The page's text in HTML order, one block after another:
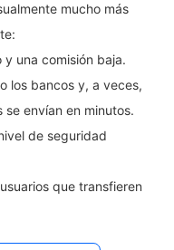
mucho más
una comisión baja.
los bancos y, a veces,
envían en minutos.
de seguridad
que transfieren